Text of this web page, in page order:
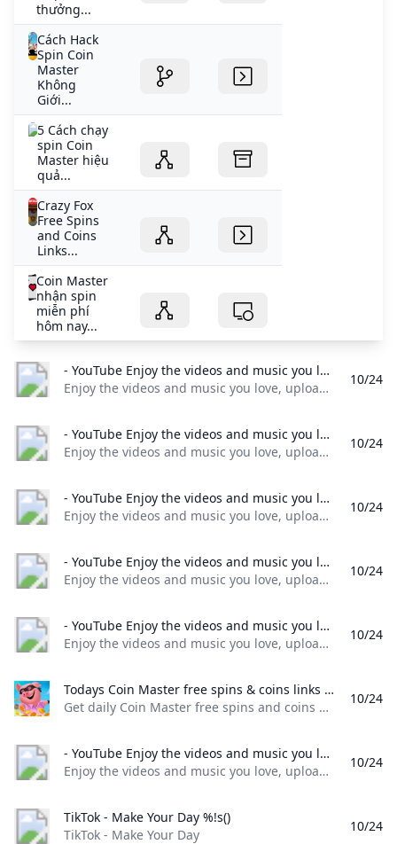
thưởng...
Cách Hack
Spin Coin
Master
Không
Giới...
5 Cách chạy
spin Coin
Master hiệu
quả...
Crazy Fox
Free Spins
and Coins
Links...
Coin Master
nhận spin
miễn phí
hôm nay...
- YouTube Enjoy the videos and music you love upload original content and share it all with friends family and the world on YouTube.
Enjoy the videos and music you love, upload original content, and share it all with friends, family, and the world on YouTube.
10/24
- YouTube Enjoy the videos and music you love upload original content and share it all with friends family and the world on YouTube.
Enjoy the videos and music you love, upload original content, and share it all with friends, family, and the world on YouTube.
10/24
- YouTube Enjoy the videos and music you love upload original content and share it all with friends family and the world on YouTube.
Enjoy the videos and music you love, upload original content, and share it all with friends, family, and the world on YouTube.
10/24
- YouTube Enjoy the videos and music you love upload original content and share it all with friends family and the world on YouTube.
Enjoy the videos and music you love, upload original content, and share it all with friends, family, and the world on YouTube.
10/24
- YouTube Enjoy the videos and music you love upload original content and share it all with friends family and the world on YouTube.
Enjoy the videos and music you love, upload original content, and share it all with friends, family, and the world on YouTube.
10/24
Todays Coin Master free spins & coins links (October 2024) LEVVVEL Get daily Coin Master free spins and coins with our updated links. Play the popular slot game with ease and enjoy free rewards. Start spinning now!
Get daily Coin Master free spins and coins with our updated links. Play the popular slot game with ease and enjoy free rewards. Start spinning now! Collect these daily free rewards and start spinning now! 25 spins 30 spins 10 spins, 1 million coins 25 spins Coin Master free spins & coins October 23 25 spins 25 spins 25 spins 25 spins 25 spins 25 spins 10 spins, 1 million coins Coin Master free spins & coins October 22 25 spins 25 spins 25 spins 25 spins 30 spins Coin Master free spins & coins October 21 25 spins 25 spins 25 spins 30 spins 25 spins 10 spins, 1 million coins 25 spins Coin Master free spins & coins October 20 25 spins 25 spins 25 spins 10 spins, 1 million coins 25 spins 25 spins 25 spins Coin Master free spins & coins October 19 25 spins 25 spins 25 spins 25 spins 10 spins, 1 million coins Coin Master free spins & coins October 18 25 spins 25 spins 25 spins 25 spins 25 spins 25 spins Coin Master free spins & coins October 17 25 spins 25 spins 30 spins 25 spins 25 spins Coin Master free spins & coins October 16 25 spins 25 spins 25 spins 10 spins, 1 million coin 25 spins 25 spins 25 spins Coin Master free spins & coins October 15 25 spins 25 spins 25 spins 10 spins, 1 million coins 30 spins 25 spins Coin Master free spins & coins October 14 25 spins 25 spins 25 spins 25 spins 25 spins 25 spins 25 spins Coin Master free spins & coins October 13 25 spins 25 spins 25 spins 25 spins 25 spins 25 spins Coin Master free spins & coins October 12 25 spins 25 spins 25 spins 10 spins, 1 million coins 25 spins Coin Master free spins & coins October 11 25 spins 10 spins, 1 million coins 25 spins 25 spins Coin Master free spins & coins October 10 25 spins 30 spins 25 spins 25 spins 25 spins 25 spins 25 spins Coin Master free spins & coins October 9 25 spins 25 spins 25 spins 25 spins 25 spins 10 spins, 1 million coins Coin Master free spins & coins October 8 25 spins 25 spins 25 spins 25 spins 25 spins 25 spins 25 spins 35 spins 25 spins Coin Master free spins & coins October 7 25 spins 10 spins, 1 million coins 25 spins 30 spins 25 spins 25 spins Coin Master free spins & coins October 6 25 spins 25 spins 25 spins 10 spins 25 spins 25 spins Coin Master free spins & coins October 5 25 spins 25 spins 25 spins 10 spins, 1 million coins How to get more free spins & coins in Coin Master Moon Active Checking here for daily links isn’t the only way that you can get Coin Master free spins and coins!
10/24
- YouTube Enjoy the videos and music you love upload original content and share it all with friends family and the world on YouTube.
Enjoy the videos and music you love, upload original content, and share it all with friends, family, and the world on YouTube.
10/24
TikTok - Make Your Day %!s()
TikTok - Make Your Day
10/24